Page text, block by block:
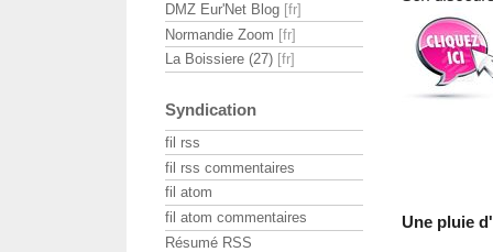
Une pluie
DMZ Eur'Net Blog
Normandie Zoom
La Boissiere (27)
Syndication
fil rss
fil rss commentaires
fil atom
fil atom commentaires
Résumé RSS